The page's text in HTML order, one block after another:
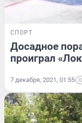
СПОРТ
Досадное
проиграл
7 декабря, 2021, 01:55